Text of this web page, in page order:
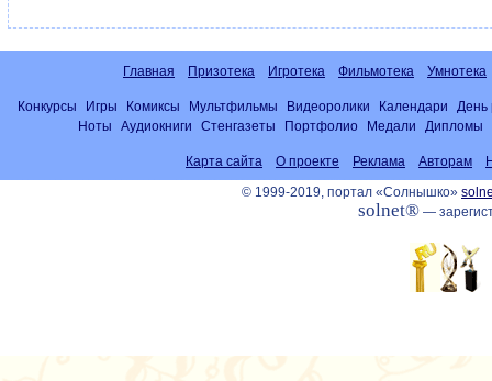
Главная Призотека Игротека Фильмотека Умнотека
Конкурсы Игры Комиксы Мультфильмы Видеоролики Календари
День
Ноты
Аудиокниги Стенгазеты Портфолио Медали Дипломы
Карта сайта О проекте Реклама Авторам
© 1999-2019, портал «Солнышко»
solnet®—